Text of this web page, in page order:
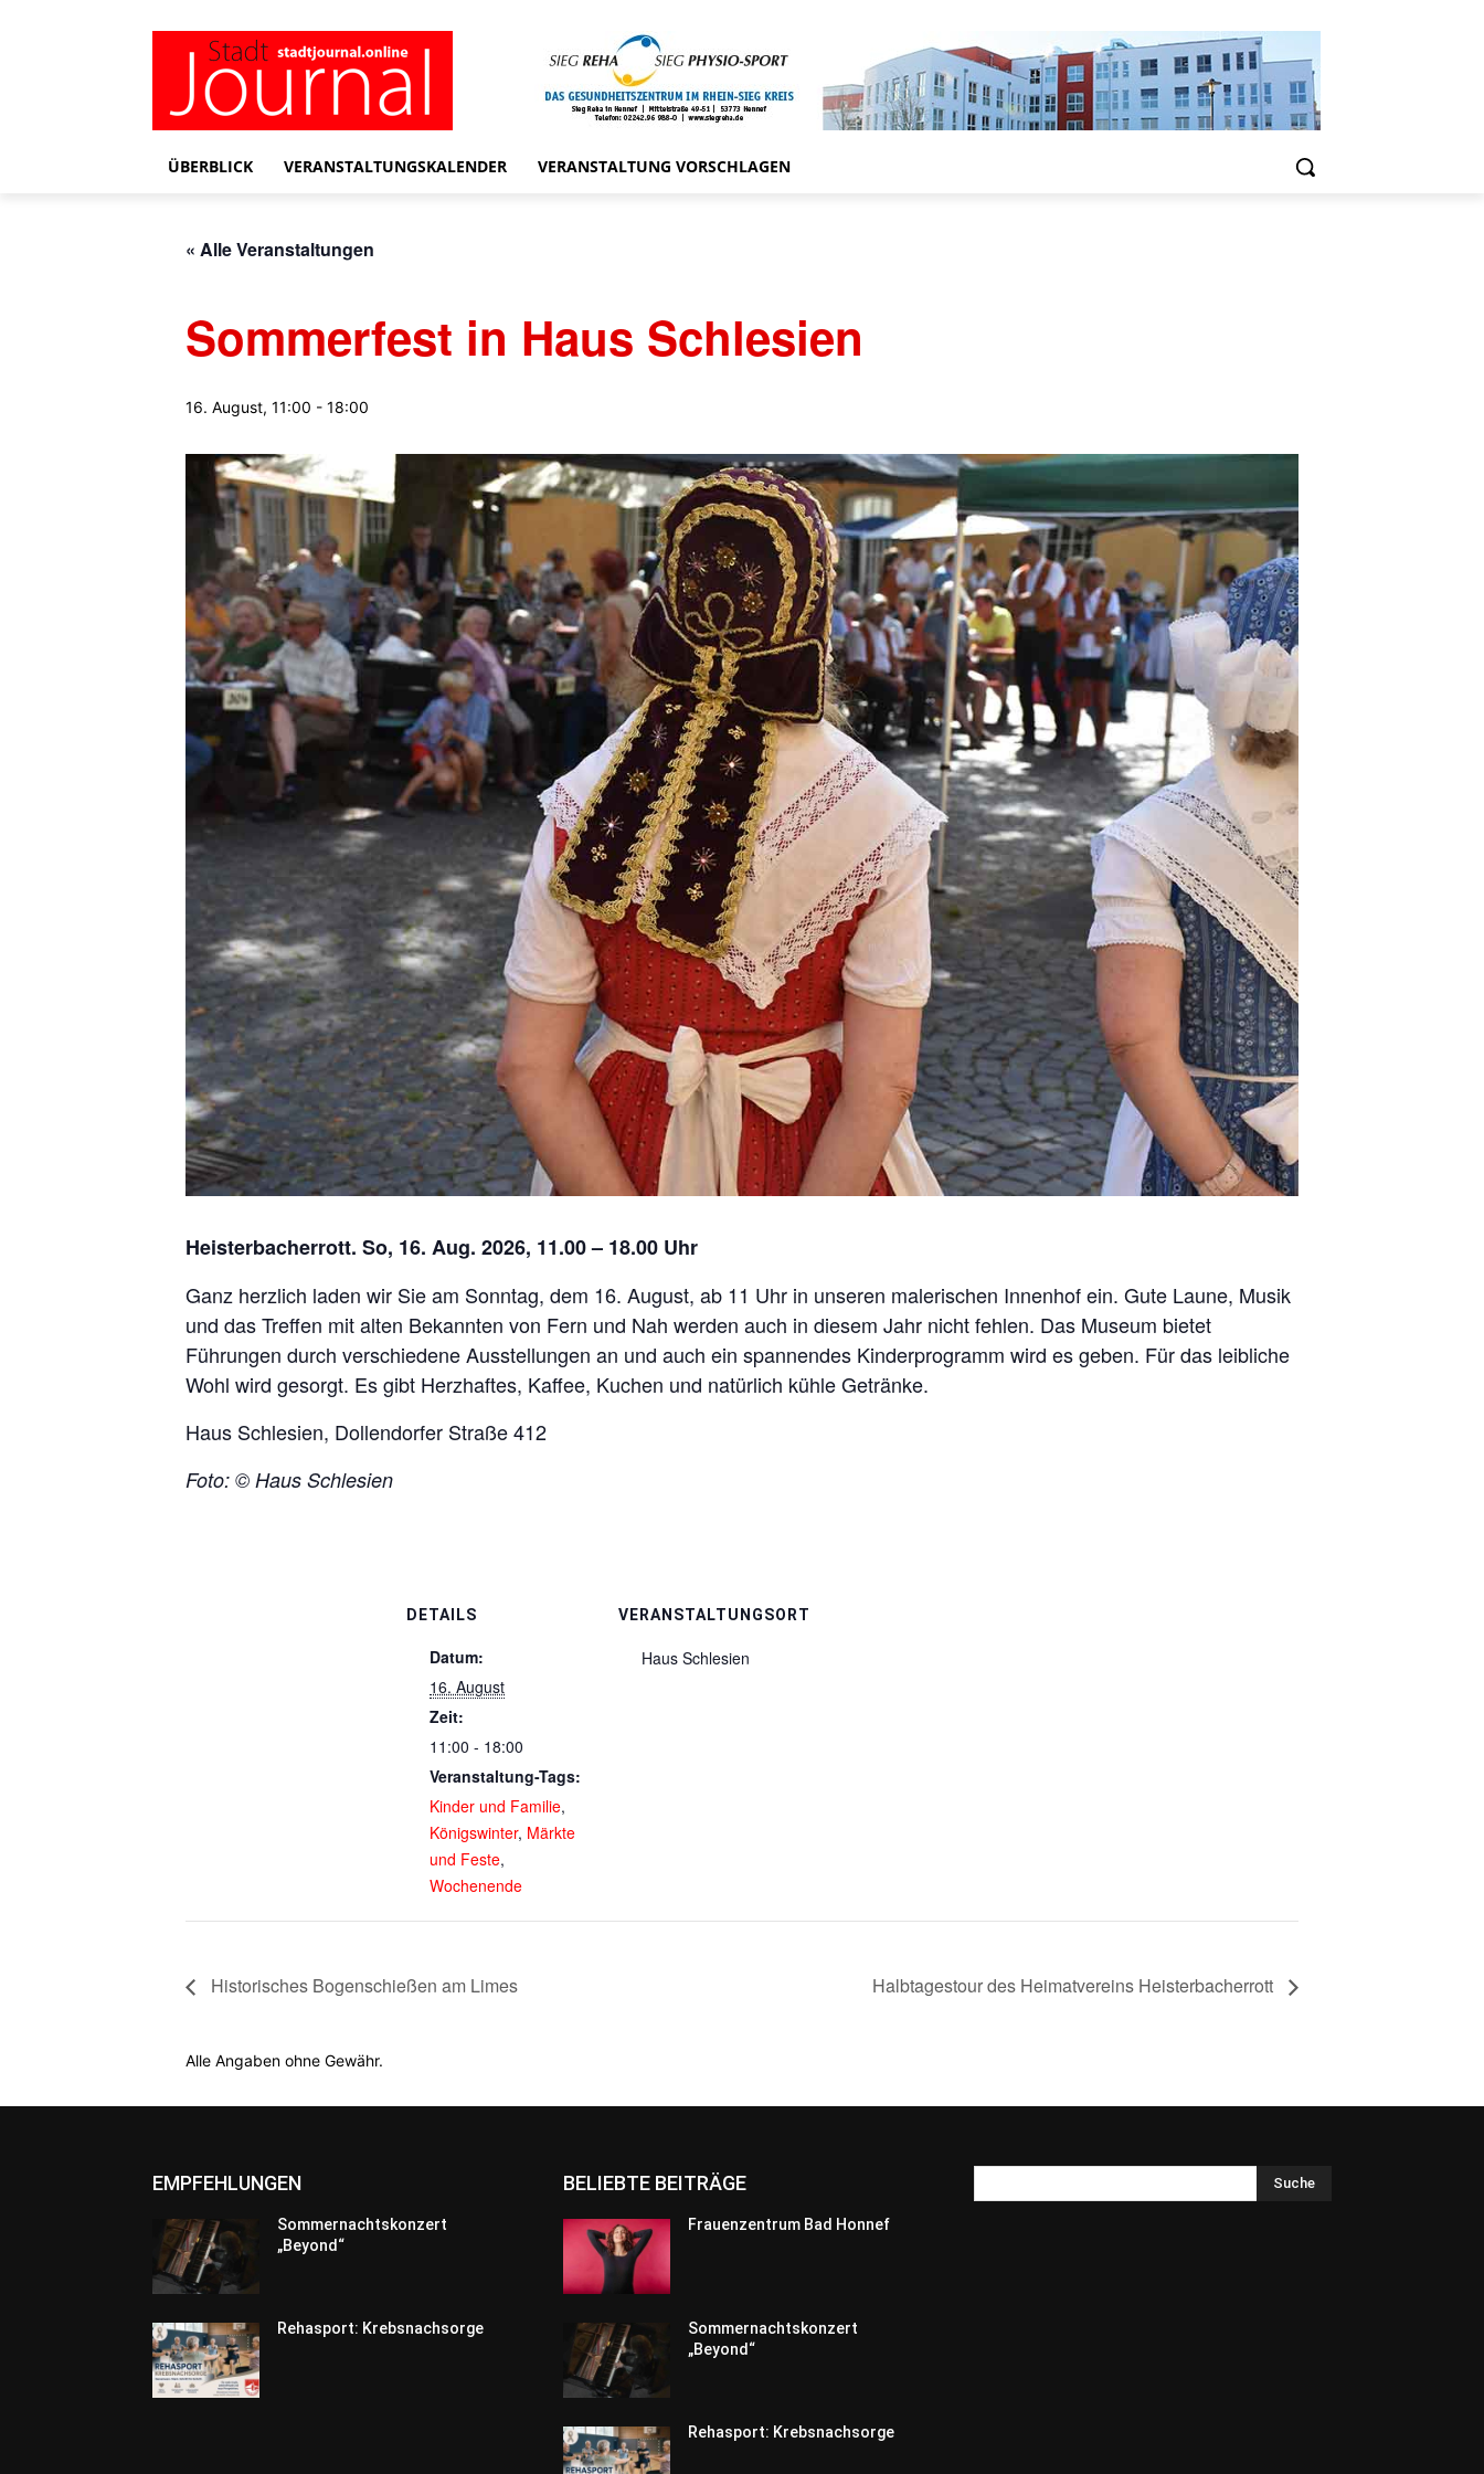
ÜBERBLICK VERANSTALTUNGSKALENDER VERANSTALTUNG VORSCHLAGEN
« Alle Veranstaltungen
Sommerfest in Haus Schlesien
16. August, 11:00 - 18:00
Heisterbacherrott. So, 16. Aug. 2026, 11.00 – 18.00 Uhr
Ganz herzlich laden wir Sie am Sonntag, dem 16. August, ab 11 Uhr in unseren malerischen Innenhof ein. Gute Laune, Musik
und das Treffen mit alten Bekannten von Fern und Nah werden auch in diesem Jahr nicht fehlen. Das Museum bietet
Führungen durch verschiedene Ausstellungen an und auch ein spannendes Kinderprogramm wird es geben. Für das leibliche
Wohl wird gesorgt. Es gibt Herzhaftes, Kaffee, Kuchen und natürlich kühle Getränke.
Haus Schlesien, Dollendorfer Straße 412
Foto: © Haus Schlesien
DETAILS
Datum:
16. August
Zeit:
11:00 - 18:00
Veranstaltung-Tags:
Kinder und Familie,
Königswinter, Märkte
und Feste,
Wochenende
VERANSTALTUNGSORT
Haus Schlesien
Historisches Bogenschießen am Limes Halbtagestour des Heimatvereins Heisterbacherrott
Alle Angaben ohne Gewähr.
EMPFEHLUNGEN
Sommernachtskonzert
„Beyond“
Rehasport: Krebsnachsorge
BELIEBTE BEITRÄGE
Frauenzentrum Bad Honnef
Sommernachtskonzert
„Beyond“
Rehasport: Krebsnachsorge
Suche